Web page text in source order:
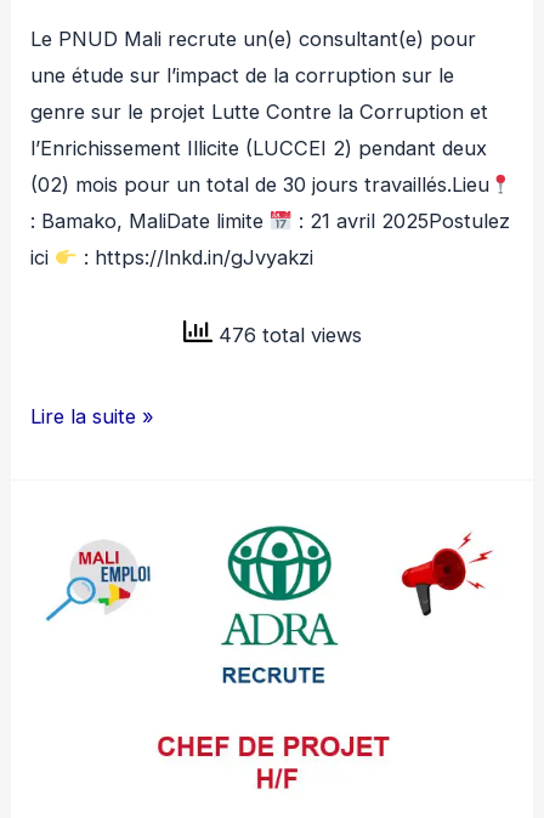
Le PNUD Mali recrute un(e) consultant(e) pour
une étude sur l’impact de la corruption sur le
genre sur le projet Lutte Contre la Corruption et
l’Enrichissement Illicite (LUCCEI 2) pendant deux
(02) mois pour un total de 30 jours travaillés.Lieu
: Bamako, MaliDate limite
: 21 avril 2025Postulez
ici
: https://lnkd.in/gJvyakzi
476 total views
PNUD
Lire la suite »